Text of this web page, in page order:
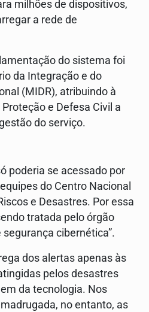
milhões de dispositivos,
a rede de
do sistema foi
da Integração e do
(MIDR), atribuindo à
e Defesa Civil a
do serviço.
poderia se acessado por
do Centro Nacional
e Desastres. Por essa
tratada pelo órgão
cibernética”.
dos alertas apenas às
pelos desastres
da tecnologia. Nos
no entanto, as